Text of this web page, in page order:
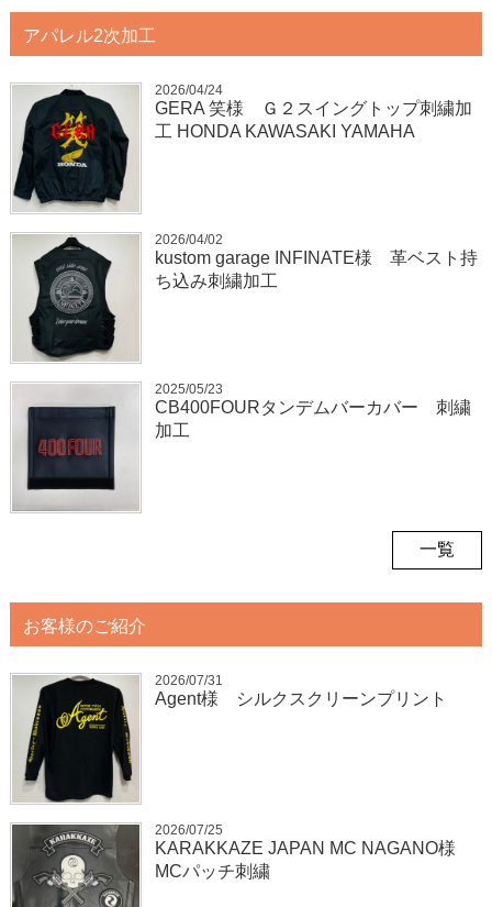
アパレル2次加工
2026/04/24
GERA 笑様 Ｇ２スイングトップ刺繍加
工 HONDA KAWASAKI YAMAHA
2026/04/02
kustom garage INFINATE様 革ベスト持
ち込み刺繍加工
2025/05/23
CB400FOURタンデムバーカバー 刺繍
加工
一覧
お客様のご紹介
2026/07/31
Agent様 シルクスクリーンプリント
2026/07/25
KARAKKAZE JAPAN MC NAGANO様
MCパッチ刺繍